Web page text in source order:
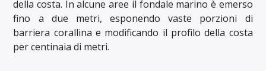
della costa. In alcune aree il fondale marino è emerso
fino a due metri, esponendo vaste porzioni di
barriera corallina e modificando il profilo della costa
per centinaia di metri.